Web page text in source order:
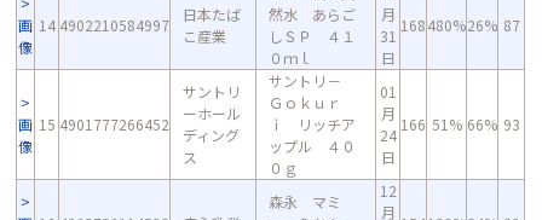
画
像
14 4902210584997
日本たば
こ産業
然水 あらご
しＳＰ ４１
０ｍｌ
月
31
日
168480%26% 87
画
像
15 4901777266452
サントリ
ーホール
ディング
ス
サントリ－
Ｇｏｋｕｒ
ｉ リッチア
ップル ４０
０ｇ
01
月
24
日
166 51% 66% 93
森永 マミ
12
月